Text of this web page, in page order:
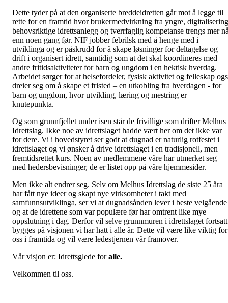
Dette tyder på at den organiserte breddeidretten går mot å legge til
rette for en framtid hvor brukermedvirkning fra yngre,
behovsriktige idrettsanlegg og tverrfaglig kompetanse trengs mer
enn noen gang før. NIF jobber febrilsk med å henge med i
utviklinga og er påskrudd for å skape løsninger for deltagelse og
drift i organisert idrett, samtidig som at det skal koordineres med
andre fritidsaktiviteter for barn og ungdom i en hektisk hverdag.
Arbeidet sørger for at helsefordeler, fysisk aktivitet og felleskap
dreier seg om å skape et fristed – en utkobling fra hverdagen - for
barn og ungdom, hvor utvikling, læring og mestring er
knutepunkta.
Og som grunnfjellet under isen står de frivillige som drifter Melhus
Idrettslag. Ikke noe av idrettslaget hadde vært her om det ikke var
for dere. Vi i hovedstyret ser godt at dugnad er naturlig rotfestet i
idrettslaget og vi ønsker å drive idrettslaget i en tradisjonell, men
fremtidsrettet kurs. Noen av medlemmene våre har utmerket seg
med hedersbevisninger, de er listet opp på våre hjemmesider.
Men ikke alt endrer seg. Selv om Melhus Idrettslag de siste 25 åra
har fått nye ideer og skapt nye virksomheter i takt med
samfunnsutviklinga, ser vi at dugnadsånden lever i beste velgående
og at de idrettene som var populære før har omtrent like mye
oppslutning i dag. Derfor vil selve grunnmuren i idrettslaget fortsatt
bygges på visjonen vi har hatt i alle år. Dette vil være like viktig for
oss i framtida og vil være ledestjernen vår framover.
Vår visjon er: Idrettsglede foralle.
Velkommen til oss.